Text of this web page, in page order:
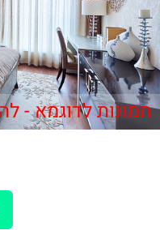
תמונות לדוגמא -